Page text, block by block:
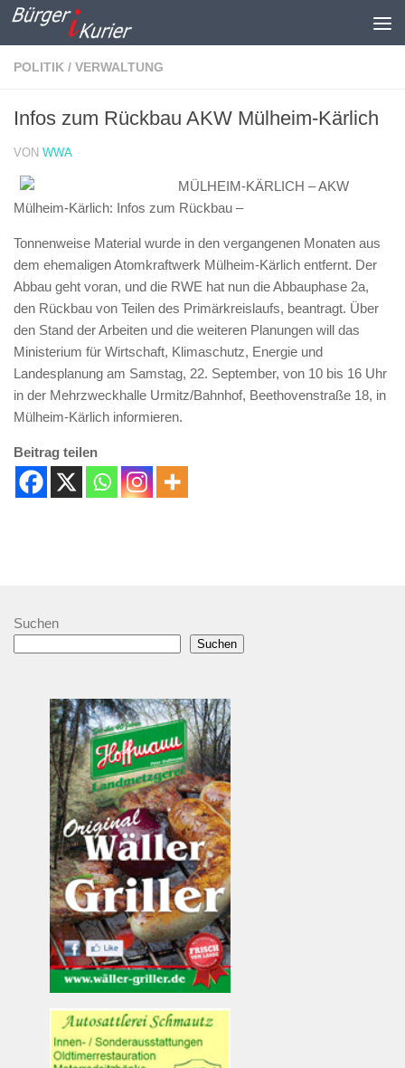
Zum Inhalt springen
POLITIK / VERWALTUNG
Infos zum Rückbau AKW Mülheim-Kärlich
VON WWA
MÜLHEIM-KÄRLICH – AKW
Mülheim-Kärlich: Infos zum Rückbau –
Tonnenweise Material wurde in den vergangenen Monaten aus
dem ehemaligen Atomkraftwerk Mülheim-Kärlich entfernt. Der
Abbau geht voran, und die RWE hat nun die Abbauphase 2a,
den Rückbau von Teilen des Primärkreislaufs, beantragt. Über
den Stand der Arbeiten und die weiteren Planungen will das
Ministerium für Wirtschaft, Klimaschutz, Energie und
Landesplanung am Samstag, 22. September, von 10 bis 16 Uhr
in der Mehrzweckhalle Urmitz/Bahnhof, Beethovenstraße 18, in
Mülheim-Kärlich informieren.
Beitrag teilen
Suchen
Suchen